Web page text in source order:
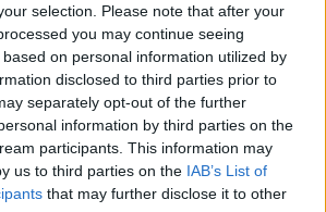
selection. Please note that after your
you may continue seeing
on personal information utilized by
disclosed to third parties prior to
separately opt-out of the further
information by third parties on the
participants. This information may
us to third parties on the IAB’s List of
that may further disclose it to other
σας αν κάνετε 2 ώρες
ενδυνάμωσης την
να δείχνει το
για την υγεία